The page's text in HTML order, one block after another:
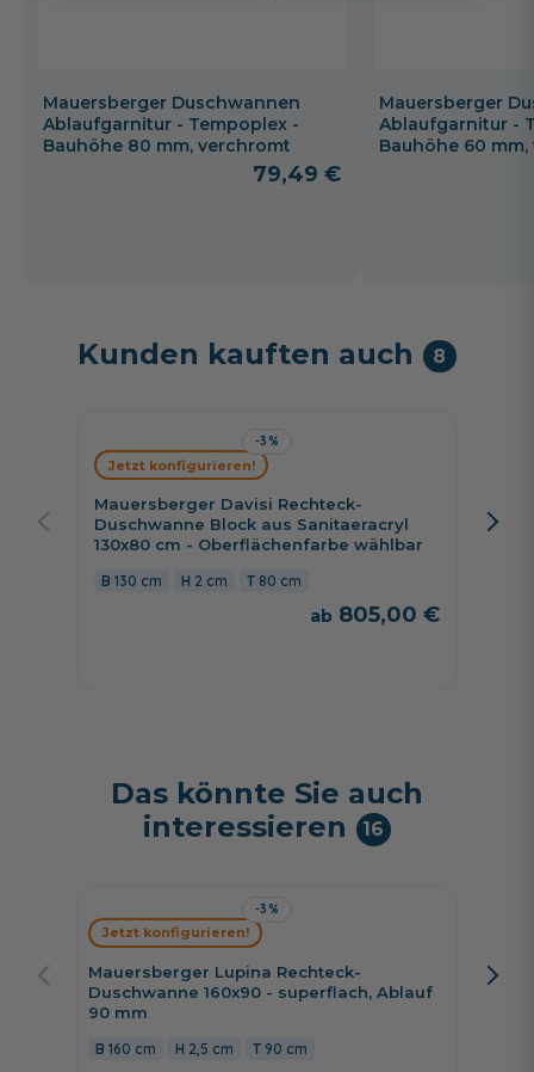
Mauersberger Duschwannen
Ablaufgarnitur - Tempoplex -
Bauhöhe 80 mm, verchromt
79,49 €
Mauersberger
Ablaufgarnitur -
Bauhöhe 60
Kunden kauften auch 8
-3%
Mauersberger Davisi Rechteck-
Duschwanne Block aus Sanitaeracryl
130x80 cm - Oberflächenfarbe wählbar
130 cm 2 cm 80 cm
805,00 €
Jetzt konfigurieren!
80
Das könnte Sie auch
interessieren
16
-3%
Mauersberger Lupina Rechteck-
Duschwanne 160x90 - superflach, Ablauf
90 mm
160 cm 2,5 cm 90 cm
Jetzt konfigurieren!
160/